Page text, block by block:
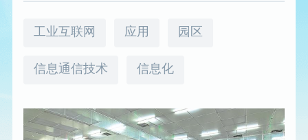
工业互联网 应用 园区
信息通信技术 信息化